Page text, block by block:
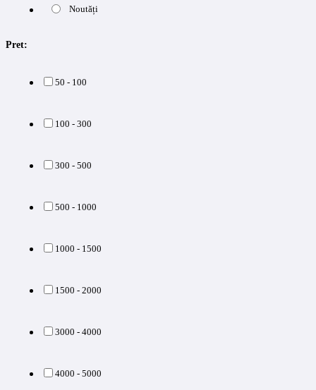
Noutăți
Pret:
50 - 100
100 - 300
300 - 500
500 - 1000
1000 - 1500
1500 - 2000
3000 - 4000
4000 - 5000